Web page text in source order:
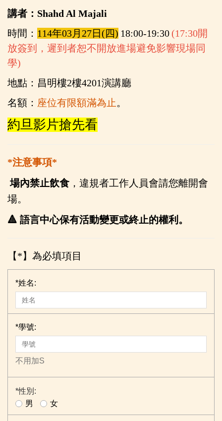
講者： Shahd Al Majali
時間： 114年03月27日(四) 18:00-19:30 (17:30開
放簽到，遲到者恕不開放進場避免影響現場同
學)
地點：昌明樓2樓4201演講廳
名額： 座位有限額滿為止。
約旦影片搶先看
*注意事項*
場內禁止飲食 ，違規者工作人員會請您離開會
場。
🔺 語言中心保有活動變更或終止的權利。
【*】為必填項目
*姓名:
*學號:
不用加S
*性別:
男
女